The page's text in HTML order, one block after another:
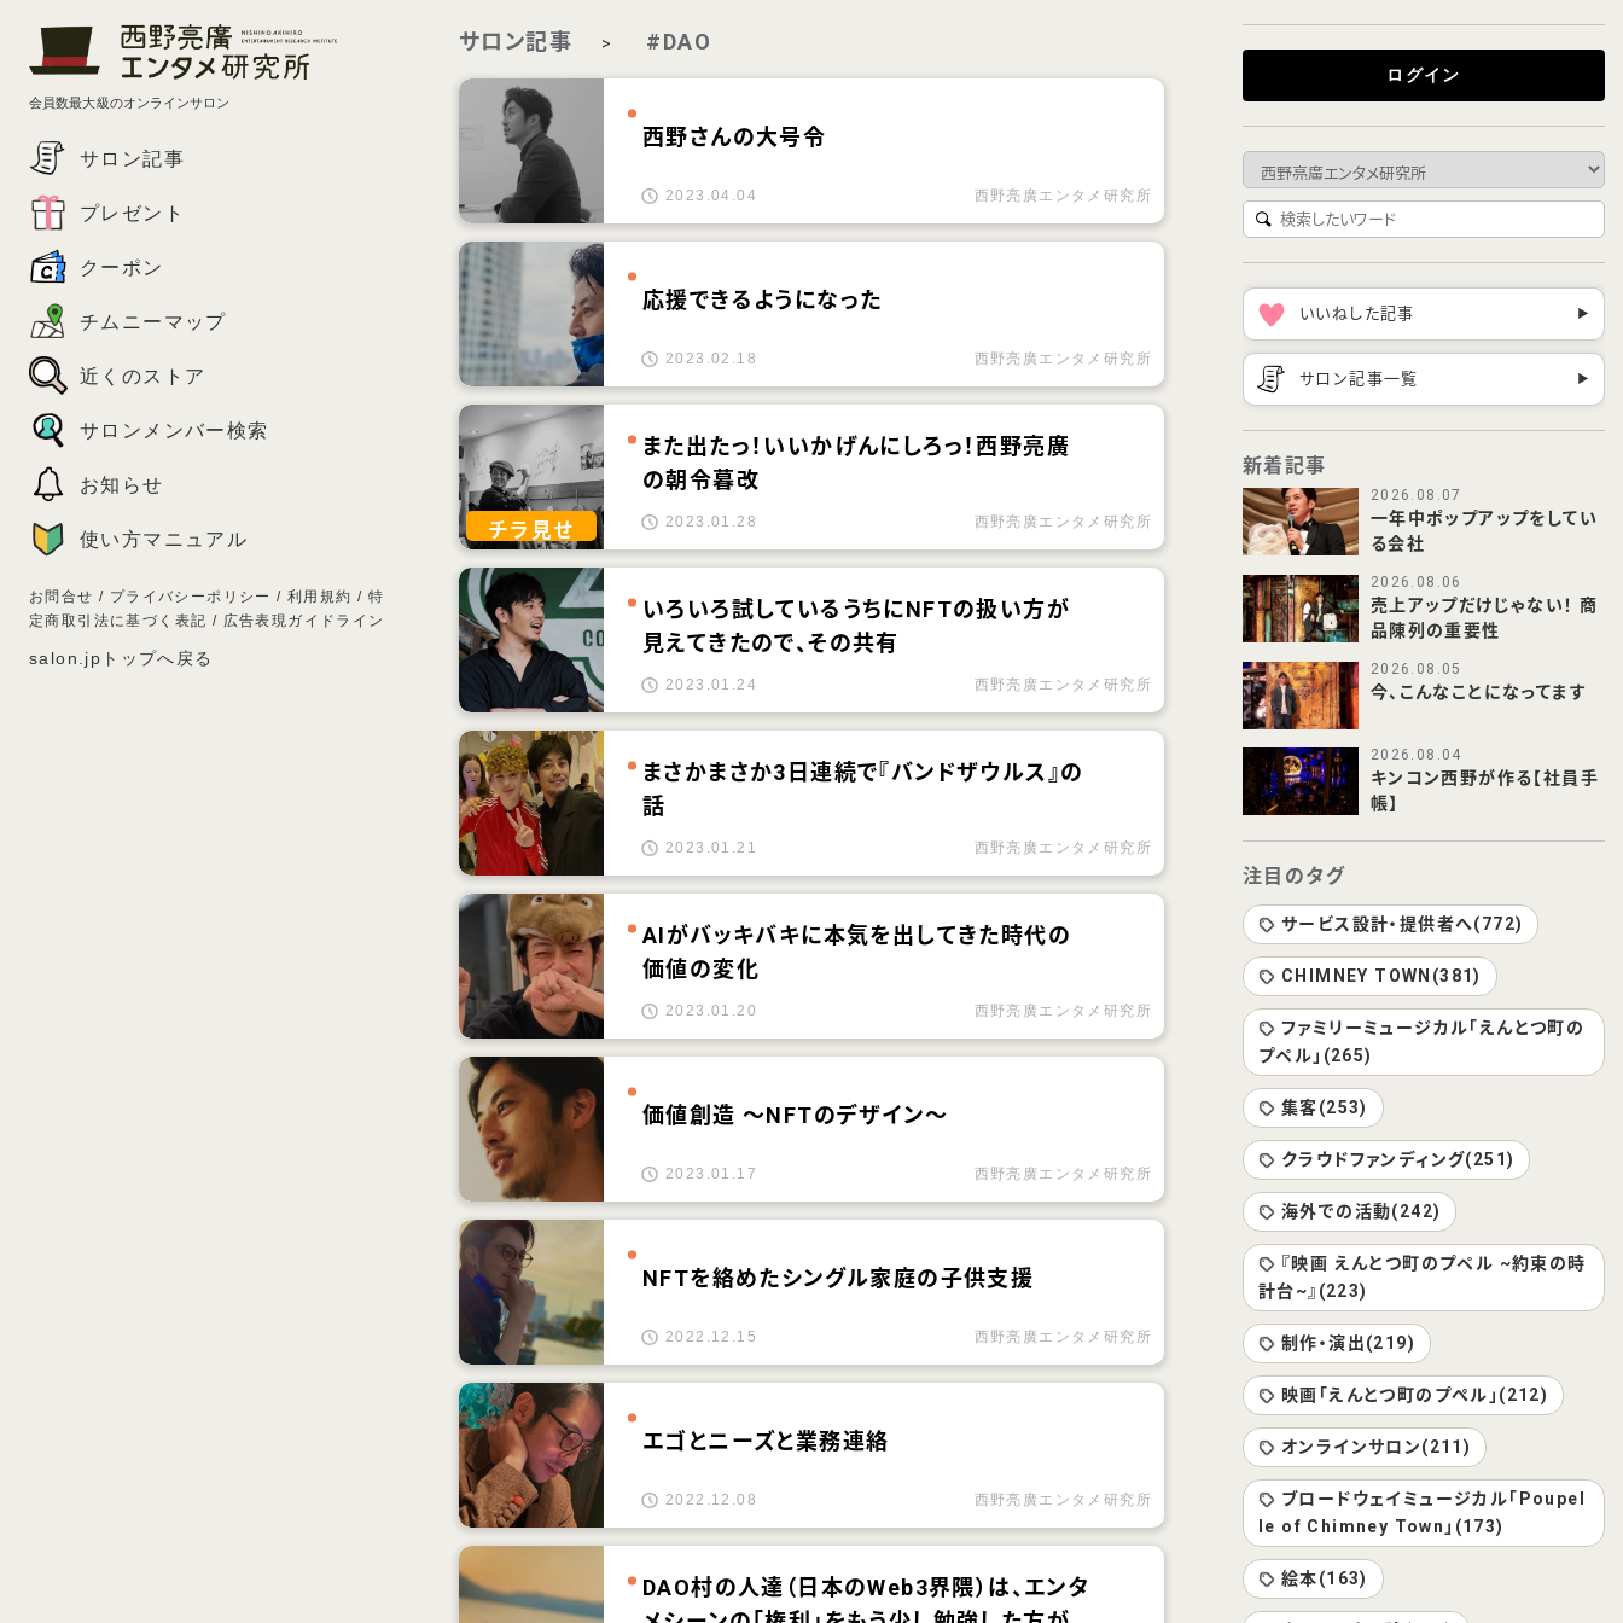
会員数最大級のオンラインサロン
サロン記事
プレゼント
クーポン
チムニーマップ
近くのストア
サロンメンバー検索
お知らせ
使い方マニュアル
お問合せ / プライバシーポリシー / 利用規約 / 特
定商取引法に基づく表記 / 広告表現ガイドライン
salon.jpトップへ戻る
サロン記事 > #DAO
西野さんの大号令
2023.04.04 西野亮廣エンタメ研究所
応援できるようになった
2023.02.18 西野亮廣エンタメ研究所
チラ見せ
また出たっ！いいかげんにしろっ！西野亮廣
の朝令暮改
2023.01.28 西野亮廣エンタメ研究所
いろいろ試しているうちにNFTの扱い方が
見えてきたので、その共有
2023.01.24 西野亮廣エンタメ研究所
まさかまさか3日連続で『バンドザウルス』の
話
2023.01.21 西野亮廣エンタメ研究所
AIがバッキバキに本気を出してきた時代の
価値の変化
2023.01.20 西野亮廣エンタメ研究所
価値創造 ～NFTのデザイン～
2023.01.17 西野亮廣エンタメ研究所
NFTを絡めたシングル家庭の子供支援
2022.12.15 西野亮廣エンタメ研究所
エゴとニーズと業務連絡
2022.12.08 西野亮廣エンタメ研究所
DAO村の人達（日本のWeb3界隈）は、エンタ
ログイン
いいねした記事 ▶︎
サロン記事一覧 ▶︎
新着記事
2026.08.07
一年中ポップアップをしてい
る会社
2026.08.06
売上アップだけじゃない！ 商
品陳列の重要性
2026.08.05
今、こんなことになってます
2026.08.04
キンコン西野が作る【社員手
帳】
注目のタグ
サービス設計・提供者へ(772)
CHIMNEY TOWN(381)
ファミリーミュージカル「えんとつ町の
プペル」(265)
集客(253)
クラウドファンディング(251)
海外での活動(242)
『映画 えんとつ町のプペル ~約束の時
計台~』(223)
制作・演出(219)
映画「えんとつ町のプぺル」(212)
オンラインサロン(211)
ブロードウェイミュージカル「Poupel
le of Chimney Town」(173)
絵本(163)